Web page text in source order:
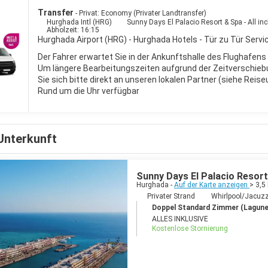
zu bleiben, würden Sie viel mehr verpassen, als Sie erwartet haben.
Transfer - Privat: Economy (Privater Landtransfer)
Hurghada Intl (HRG)
Sunny Days El Palacio Resort & Spa - All
Abholzeit: 16:15
Hurghada Airport (HRG) - Hurghada Hotels - Tür zu Tür
Der Fahrer erwartet Sie in der Ankunftshalle des
Um längere Bearbeitungszeiten aufgrund der
Sie sich bitte direkt an unseren lokalen Partner (siehe
Rund um die Uhr verfügbar
Sunny Days El Palacio
Hurghada - Auf der Karte anzeigen >
Privater Strand
Whirlpool/
Doppel Standard Zimmer
ALLES INKLUSIVE
Kostenlose Stornierung